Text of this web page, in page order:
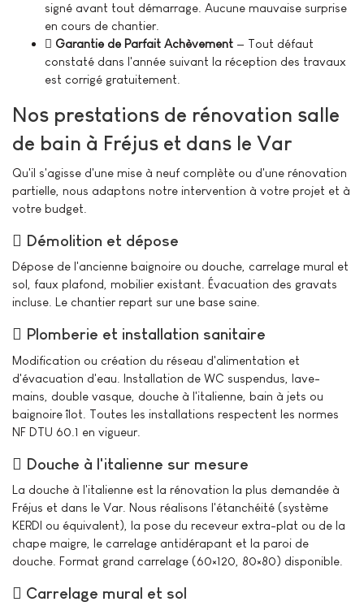
signé avant tout démarrage. Aucune mauvaise surprise
en cours de chantier.
Garantie de Parfait Achèvement — Tout défaut
constaté dans l'année suivant la réception des travaux
est corrigé gratuitement.
Nos prestations de rénovation salle
de bain à Fréjus et dans le Var
Qu'il s'agisse d'une mise à neuf complète ou d'une rénovation
partielle, nous adaptons notre intervention à votre projet et à
votre budget.
Démolition et dépose
Dépose de l'ancienne baignoire ou douche, carrelage mural et
sol, faux plafond, mobilier existant. Évacuation des gravats
incluse. Le chantier repart sur une base saine.
Plomberie et installation sanitaire
Modification ou création du réseau d'alimentation et
d'évacuation d'eau. Installation de WC suspendus, lave-
mains, double vasque, douche à l'italienne, bain à jets ou
baignoire îlot. Toutes les installations respectent les normes
NF DTU 60.1 en vigueur.
Douche à l'italienne sur mesure
La douche à l'italienne est la rénovation la plus demandée à
Fréjus et dans le Var. Nous réalisons l'étanchéité (système
KERDI ou équivalent), la pose du receveur extra-plat ou de la
chape maigre, le carrelage antidérapant et la paroi de
douche. Format grand carrelage (60×120, 80×80) disponible.
Carrelage mural et sol